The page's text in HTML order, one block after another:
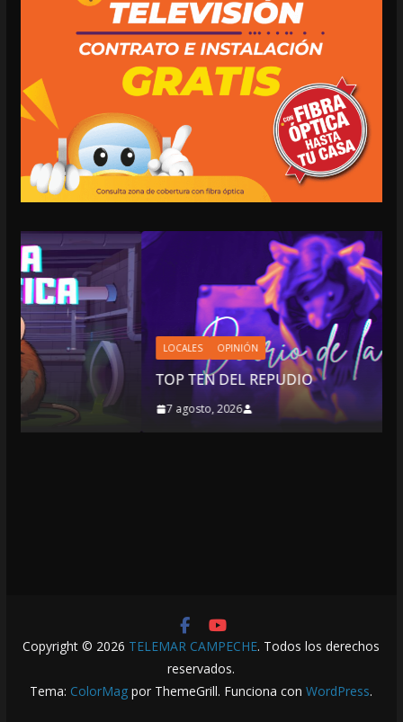
LOCALES OPINIÓN
TOP TEN DEL REPUDIO
7 agosto, 2026
Copyright © 2026 TELEMAR CAMPECHE. Todos los derechos
reservados.
Tema: ColorMag por ThemeGrill. Funciona conWordPress.